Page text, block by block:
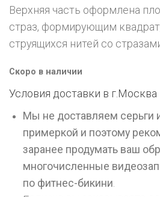
Верхняя часть оформлена
страз, формирующим
струящихся нитей со
Скоро в наличии
Условия доставки в г. Москва
Мы не доставляем серьги
примеркой и поэтому
заранее продумать ваш
многочисленные
по фитнес-бикини